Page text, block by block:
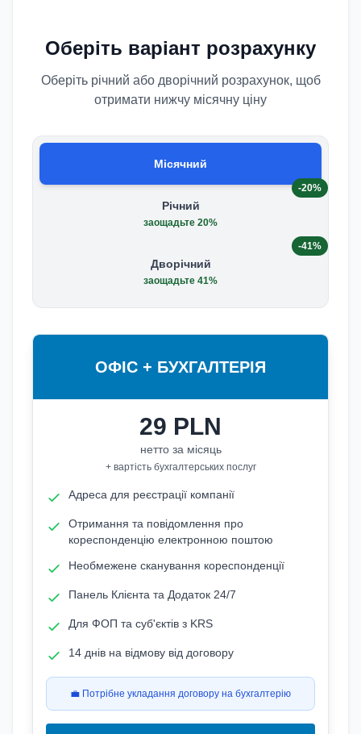
Оберіть варіант розрахунку
Оберіть річний або дворічний розрахунок, щоб
отримати нижчу місячну ціну
Місячний
Річний
заощадьте 20%
-20%
Дворічний
заощадьте 41%
-41%
ОФІС + БУХГАЛТЕРІЯ
29 PLN
нетто за місяць
+ вартість бухгалтерських послуг
Адреса для реєстрації компанії
Отримання та повідомлення про
кореспонденцію електронною поштою
Необмежене сканування кореспонденції
Панель Клієнта та Додаток 24/7
Для ФОП та суб'єктів з KRS
14 днів на відмову від договору
💼 Потрібне укладання договору на бухгалтерію